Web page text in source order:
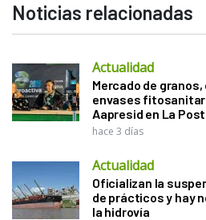
Noticias relacionadas
Actualidad
Mercado de
envases
Aapresid en La
hace 3 días
Actualidad
Oficializan la
de prácticos y hay
la hidrovía